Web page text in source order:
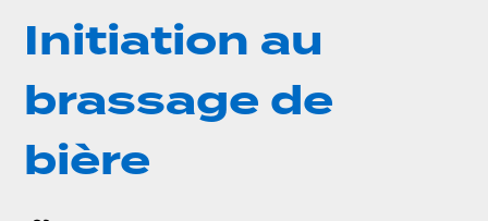
Initiation au
brassage de
bière